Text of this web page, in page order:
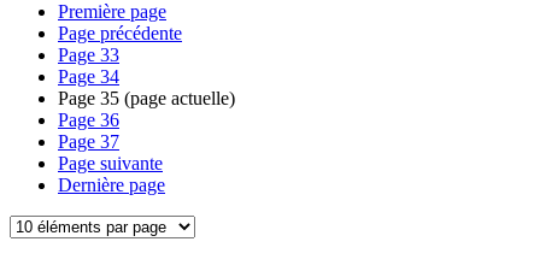
Première page
Page précédente
Page 33
Page 34
Page 35 (page actuelle)
Page 36
Page 37
Page suivante
Dernière page